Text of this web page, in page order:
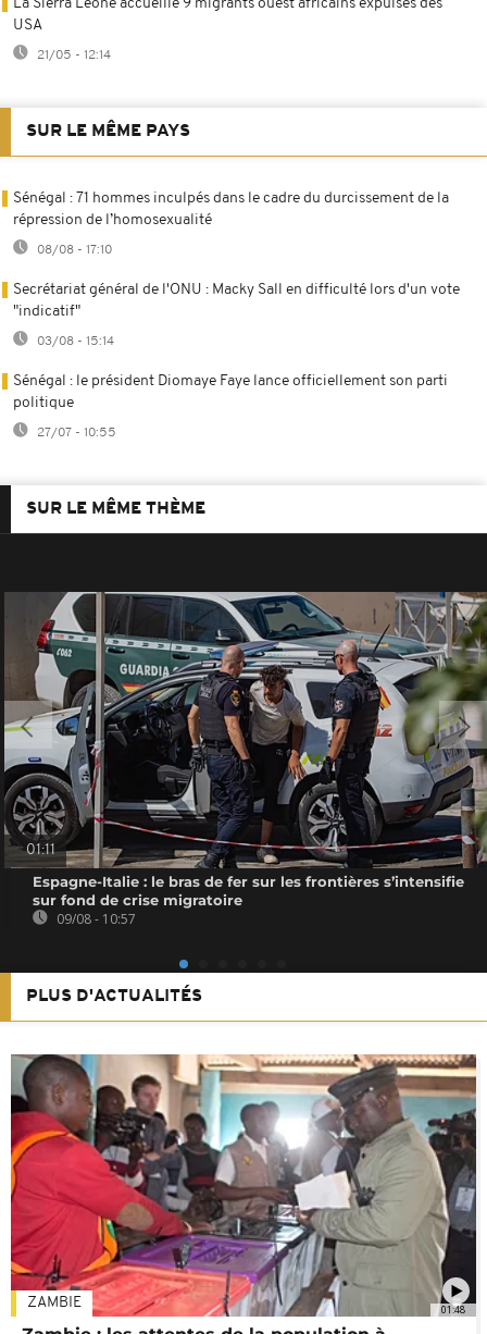
La Sierra Leone accueille 9 migrants ouest africains expulsés des
USA
21/05 - 12:14
SUR LE MÊME PAYS
Sénégal : 71 hommes inculpés dans le cadre du durcissement de la
répression de l’homosexualité
08/08 - 17:10
Secrétariat général de l'ONU : Macky Sall en difficulté lors d'un vote
"indicatif"
03/08 - 15:14
Sénégal : le président Diomaye Faye lance officiellement son parti
politique
27/07 - 10:55
SUR LE MÊME THÈME
01:11
Espagne-Italie : le bras de fer sur les frontières s’intensifie
sur fond de crise migratoire
09/08 - 10:57
PLUS D'ACTUALITÉS
01:48
ZAMBIE